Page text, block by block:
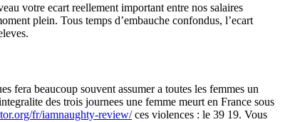
votre ecart reellement important entre nos salaires
plein. Tous temps d’embauche confondus, l’ecart
fera beaucoup souvent assumer a toutes les femmes un
des trois journees une femme meurt en France sous
fr/iamnaughty-review/ces violences : le 39 19. Vous